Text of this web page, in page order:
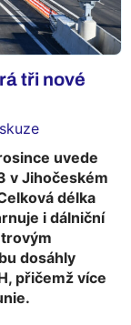
tři nové
uvede
v Jihočeském
délka
i dálniční
dosáhly
přičemž více